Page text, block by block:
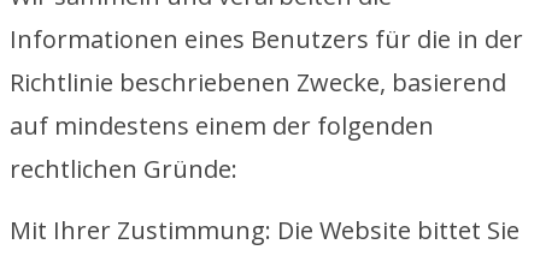
Informationen eines Benutzers für die in der
Richtlinie beschriebenen Zwecke, basierend
auf mindestens einem der folgenden
rechtlichen Gründe:
Mit Ihrer Zustimmung: Die Website bittet Sie